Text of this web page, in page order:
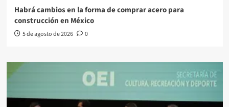
Habrá cambios en la forma de comprar acero para
construcción en México
5 de agosto de 2026 0